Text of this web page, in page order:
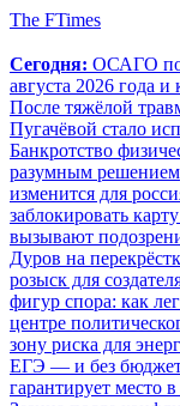
The FTimes
Сегодня: ОСАГО по
августа 2026 года и
После тяжёлой
Пугачёвой стало
Банкротство
разумным решением
изменится для
заблокировать
вызывают
Дуров на
розыск для
фигур спора: как
центре
зону риска для
ЕГЭ — и без
гарантирует место